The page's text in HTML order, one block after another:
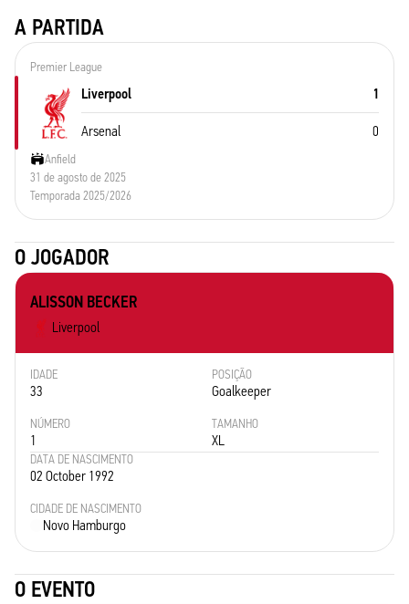
A PARTIDA
Premier League
Liverpool 1
Arsenal 0
Anfield
31 de agosto de 2025
Temporada 2025/2026
O JOGADOR
ALISSON BECKER
Liverpool
IDADE
33
POSIÇÃO
Goalkeeper
NÚMERO
1
TAMANHO
XL
DATA DE NASCIMENTO
02 October 1992
CIDADE DE NASCIMENTO
Novo Hamburgo
O EVENTO